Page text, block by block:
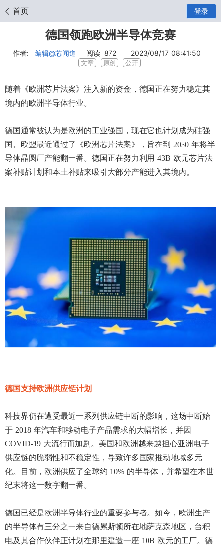
首页
登录
德国领跑欧洲半导体竞赛
作者: 编辑@芯闻道 阅读 872 2023/08/17 08:41:50
文章 原创 公开
随着《欧洲芯片法案》注入新的资金，德国正在努力稳定其
境内的欧洲半导体行业。
德国通常被认为是欧洲的工业强国，现在它也计划成为硅强
国。欧盟最近通过了《欧洲芯片法案》，旨在到 2030 年将半
导体晶圆厂产能翻一番。德国正在努力利用 43B 欧元芯片法
案补贴计划和本土补贴来吸引大部分产能进入其境内。
德国支持欧洲供应链计划
科技界仍在遭受最近一系列供应链中断的影响，这场中断始
于 2018 年汽车和移动电子产品需求的大幅增长，并因
COVID-19 大流行而加剧。美国和欧洲越来越担心亚洲电子
供应链的脆弱性和不稳定性，导致许多国家推动地域多元
化。目前，欧洲供应了全球约 10% 的半导体，并希望在本世
纪末将这一数字翻一番。
德国已经是欧洲半导体行业的重要参与者。如今，欧洲生产
的半导体有三分之一来自德累斯顿所在地萨克森地区，台积
电及其合作伙伴正计划在那里建造一座 10B 欧元的工厂。德